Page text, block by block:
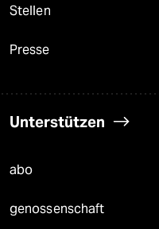
Stellen
Presse
Unterstützen
abo
genossenschaft